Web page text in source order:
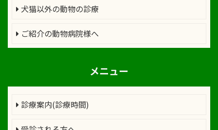
犬猫以外の動物の診療
ご紹介の動物病院様へ
メニュー
診療案内(診療時間)